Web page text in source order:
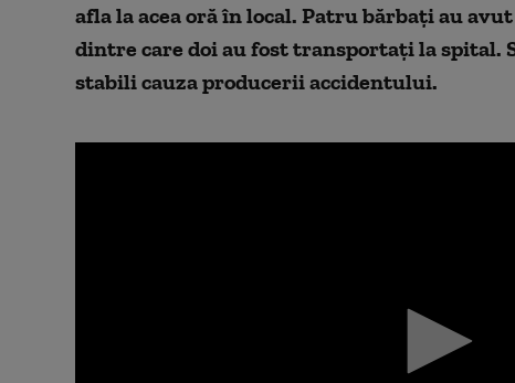
afla la acea oră în local. Patru bărbați au
dintre care doi au fost transportați la spital.
stabili cauza producerii accidentului.